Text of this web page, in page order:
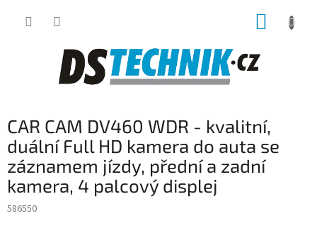
CAR CAM DV460 WDR - kvalitní,
duální Full HD kamera do auta se
záznamem jízdy, přední a zadní
kamera, 4 palcový displej
586550